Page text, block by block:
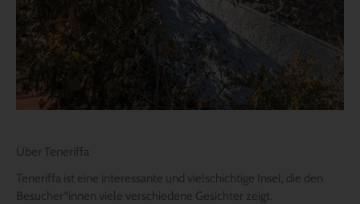
Über Teneriffa
Teneriffa ist eine interessante und vielschichtige Insel, die den
Besucher*innen viele verschiedene Gesichter zeigt.